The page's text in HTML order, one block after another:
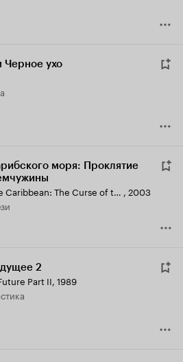
Черное ухо
моря: Проклятие
Pirates of the Caribbean: The Curse of the Black Pearl , 2003
2
Part II, 1989